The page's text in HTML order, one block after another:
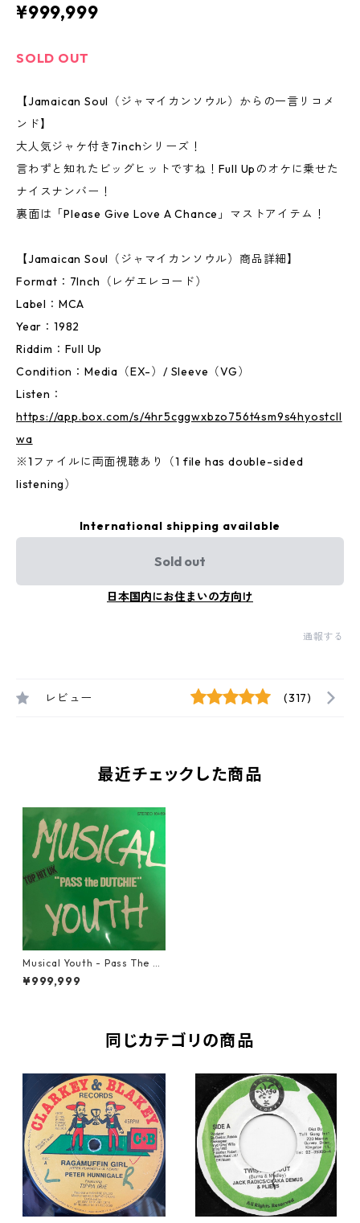
¥999,999
SOLD OUT
【Jamaican Soul（ジャマイカンソウル）からの一言リコメ
ンド】
大人気ジャケ付き7inchシリーズ！
言わずと知れたビッグヒットですね！Full Upのオケに乗せた
ナイスナンバー！
裏面は「Please Give Love A Chance」マストアイテム！
【Jamaican Soul（ジャマイカンソウル）商品詳細】
Format：7Inch（レゲエレコード）
Label：MCA
Year：1982
Riddim：Full Up
Condition：Media（EX-）/ Sleeve（VG）
Listen：
https://app.box.com/s/4hr5cggwxbzo756t4sm9s4hyostcll
wa
※1ファイルに両面視聴あり（1 file has double-sided
listening）
International shipping available
Sold out
日本国内にお住まいの方向け
通報する
レビュー (317)
最近チェックした商品
Musical Youth - Pass The D
utchie【7-20501】
¥999,999
同じカテゴリの商品